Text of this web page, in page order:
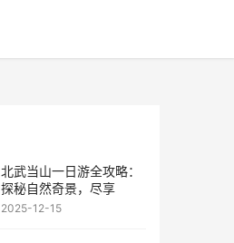
北武当山一日游全攻略：
探秘自然奇景，尽享
2025-12-15